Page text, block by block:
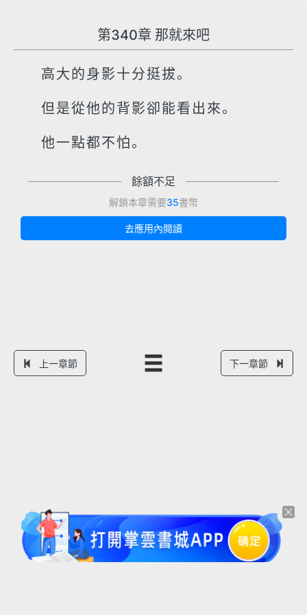
第340章 那就來吧
高大的身影十分挺拔。
但是從他的背影卻能看出來。
他一點都不怕。
餘額不足
解鎖本章需要35書幣
去應用內閱讀
上一章節 下一章節